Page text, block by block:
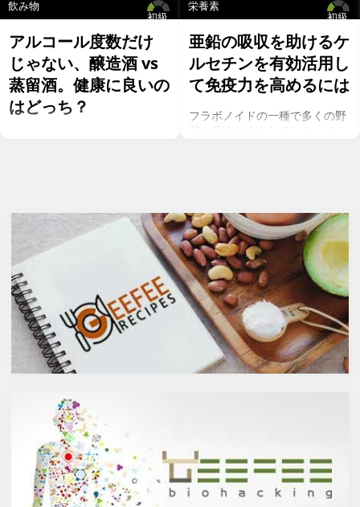
初級
飲み物
アルコール度数だけ
じゃない、醸造酒 vs
蒸留酒。健康に良いの
はどっち？
やウォッカ等の蒸留酒は、度数
も高いため健康に悪そうなイ
メージで、ワインや日本酒など
は何となくナチュラルな感じで
アルコール度数も低いのでそう
悪くもなさそうなイメージです
が、実際のところどうなので
しょうか？今回は、大きく分け
て2種類あるお酒の製造方法
（醸造酒と蒸留酒）の違いに
よって健康に対してどのような
ていきます。
醸造酒と蒸留酒の違いとは？
主にお酒は製造方法によって醸
造酒と蒸留酒の2つと、香料や
糖分、果実などを加えた混成酒
に分けられます。醸造酒は、果
実や穀物のような糖分を含んだ
原料を酵母によりアルコール発
初級
栄養素
亜鉛の吸収を助けるケ
ルセチンを有効活用し
て免疫力を高めるには
フラボノイドの一種で多くの野
菜や果物に含まれるケルセチ
まれるケルセチンが、血中コレ
ステロールを値を抑え心臓病の
リスクを軽減するということを
お伝えしましたが、ケルセチン
には抗菌抗ウィルス作用があり
ウイルスとの闘いを促進する可
能性があると言われています。
また、免疫力の維持に重要な働
きを持つ亜鉛との相乗効果もあ
ると考えられています。今回
は、このケルセチンの健康効果
ない植物化合物であるケルセチ
ンは、ブドウやリンゴなどの果
物や、ブロッコリやトマト、タ
マネギなどの野菜、お蕎麦にも